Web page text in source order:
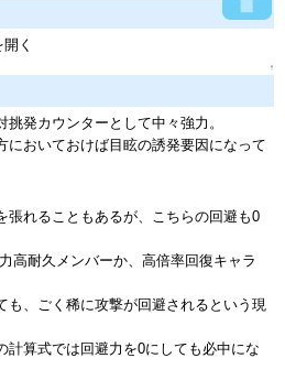
く
↑
発カウンターとして中々強力。
においておけば目眩の誘発要因になって
張れることもあるが、こちらの回避も0
高耐久メンバーか、高倍率回復キャラ
も、ごく稀に攻撃が回避されるという現
計算式では回避力を0にしても必中にな